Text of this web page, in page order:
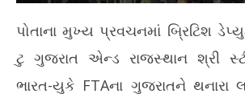
પોતાના મુખ્ય પ્રવચનમાં બ્રિટિશ
ટુ ગુજરાત એન્ડ રાજસ્થાન શ્રી
ભારત-યુકે FTAના ગુજરાતને થનારા